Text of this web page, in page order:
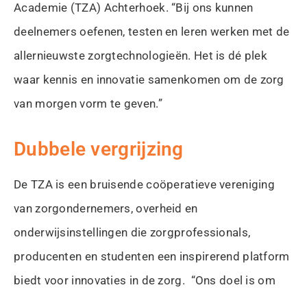
Academie (TZA) Achterhoek. “Bij ons kunnen
deelnemers oefenen, testen en leren werken met de
allernieuwste zorgtechnologieën. Het is dé plek
waar kennis en innovatie samenkomen om de zorg
van morgen vorm te geven.”
Dubbele vergrijzing
De TZA is een bruisende coöperatieve vereniging
van zorgondernemers, overheid en
onderwijsinstellingen die zorgprofessionals,
producenten en studenten een inspirerend platform
biedt voor innovaties in de zorg. “Ons doel is om